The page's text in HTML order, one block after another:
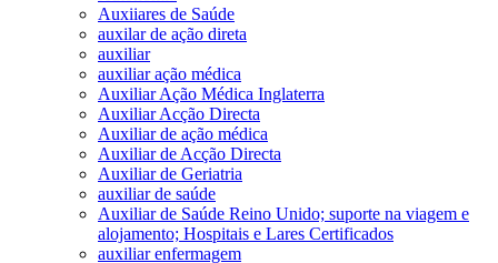
Auxiiares de Saúde
auxilar de ação direta
auxiliar
auxiliar ação médica
Auxiliar Ação Médica Inglaterra
Auxiliar Acção Directa
Auxiliar de ação médica
Auxiliar de Acção Directa
Auxiliar de Geriatria
auxiliar de saúde
Auxiliar de Saúde Reino Unido; suporte na viagem e
alojamento; Hospitais e Lares Certificados
auxiliar enfermagem